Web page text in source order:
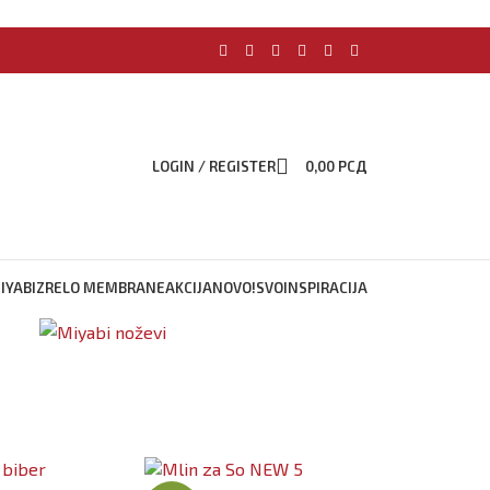
LOGIN / REGISTER 0,00 РСД
ZRELO MEMBRANEAKCIJANOVO!SVOINSPIRACIJA